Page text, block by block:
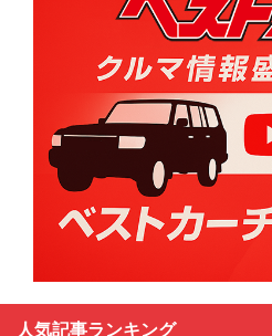
人気記事ランキング